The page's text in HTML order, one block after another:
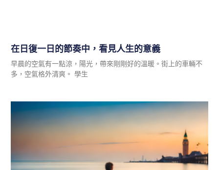
在日復一日的節奏中，看見人生的意義
早晨的空氣有一點涼，陽光，帶來剛剛好的溫暖。街上的車輛不
多，空氣格外清爽。 學生